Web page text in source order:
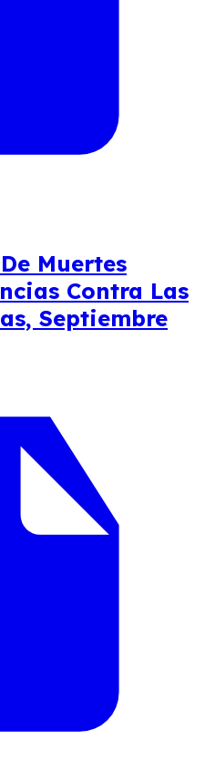
Muertes
Contra Las
Septiembre